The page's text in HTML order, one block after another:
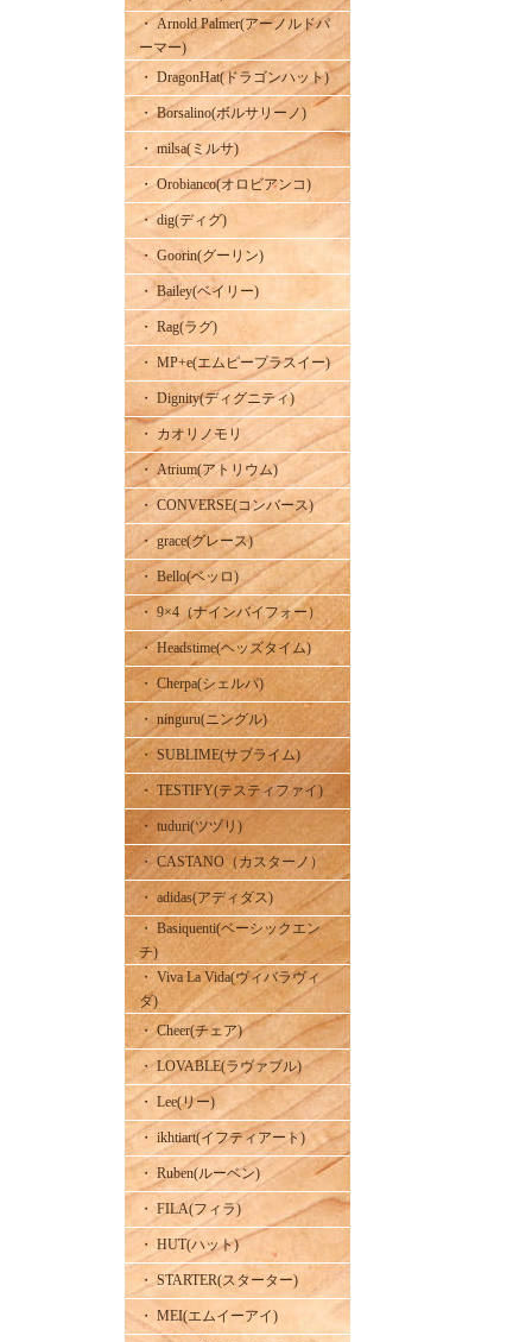
・ Arnold Palmer(アーノルドパ
ーマー)
・ DragonHat(ドラゴンハット)
・ Borsalino(ボルサリーノ)
・ milsa(ミルサ)
・ Orobianco(オロビアンコ)
・ dig(ディグ)
・ Goorin(グーリン)
・ Bailey(ベイリー)
・ Rag(ラグ)
・ MP+e(エムピープラスイー)
・ Dignity(ディグニティ)
・ カオリノモリ
・ Atrium(アトリウム)
・ CONVERSE(コンバース)
・ grace(グレース)
・ Bello(ベッロ)
・ 9×4（ナインバイフォー）
・ Headstime(ヘッズタイム)
・ Cherpa(シェルパ)
・ ninguru(ニングル)
・ SUBLIME(サブライム)
・ TESTIFY(テスティファイ)
・ tuduri(ツヅリ)
・ CASTANO（カスターノ）
・ adidas(アディダス)
・ Basiquenti(ベーシックエン
チ)
・ Viva La Vida(ヴィバラヴィ
ダ)
・ Cheer(チェア)
・ LOVABLE(ラヴァブル)
・ Lee(リー)
・ ikhtiart(イフティアート)
・ Ruben(ルーベン)
・ FILA(フィラ)
・ HUT(ハット)
・ STARTER(スターター)
・ MEI(エムイーアイ)